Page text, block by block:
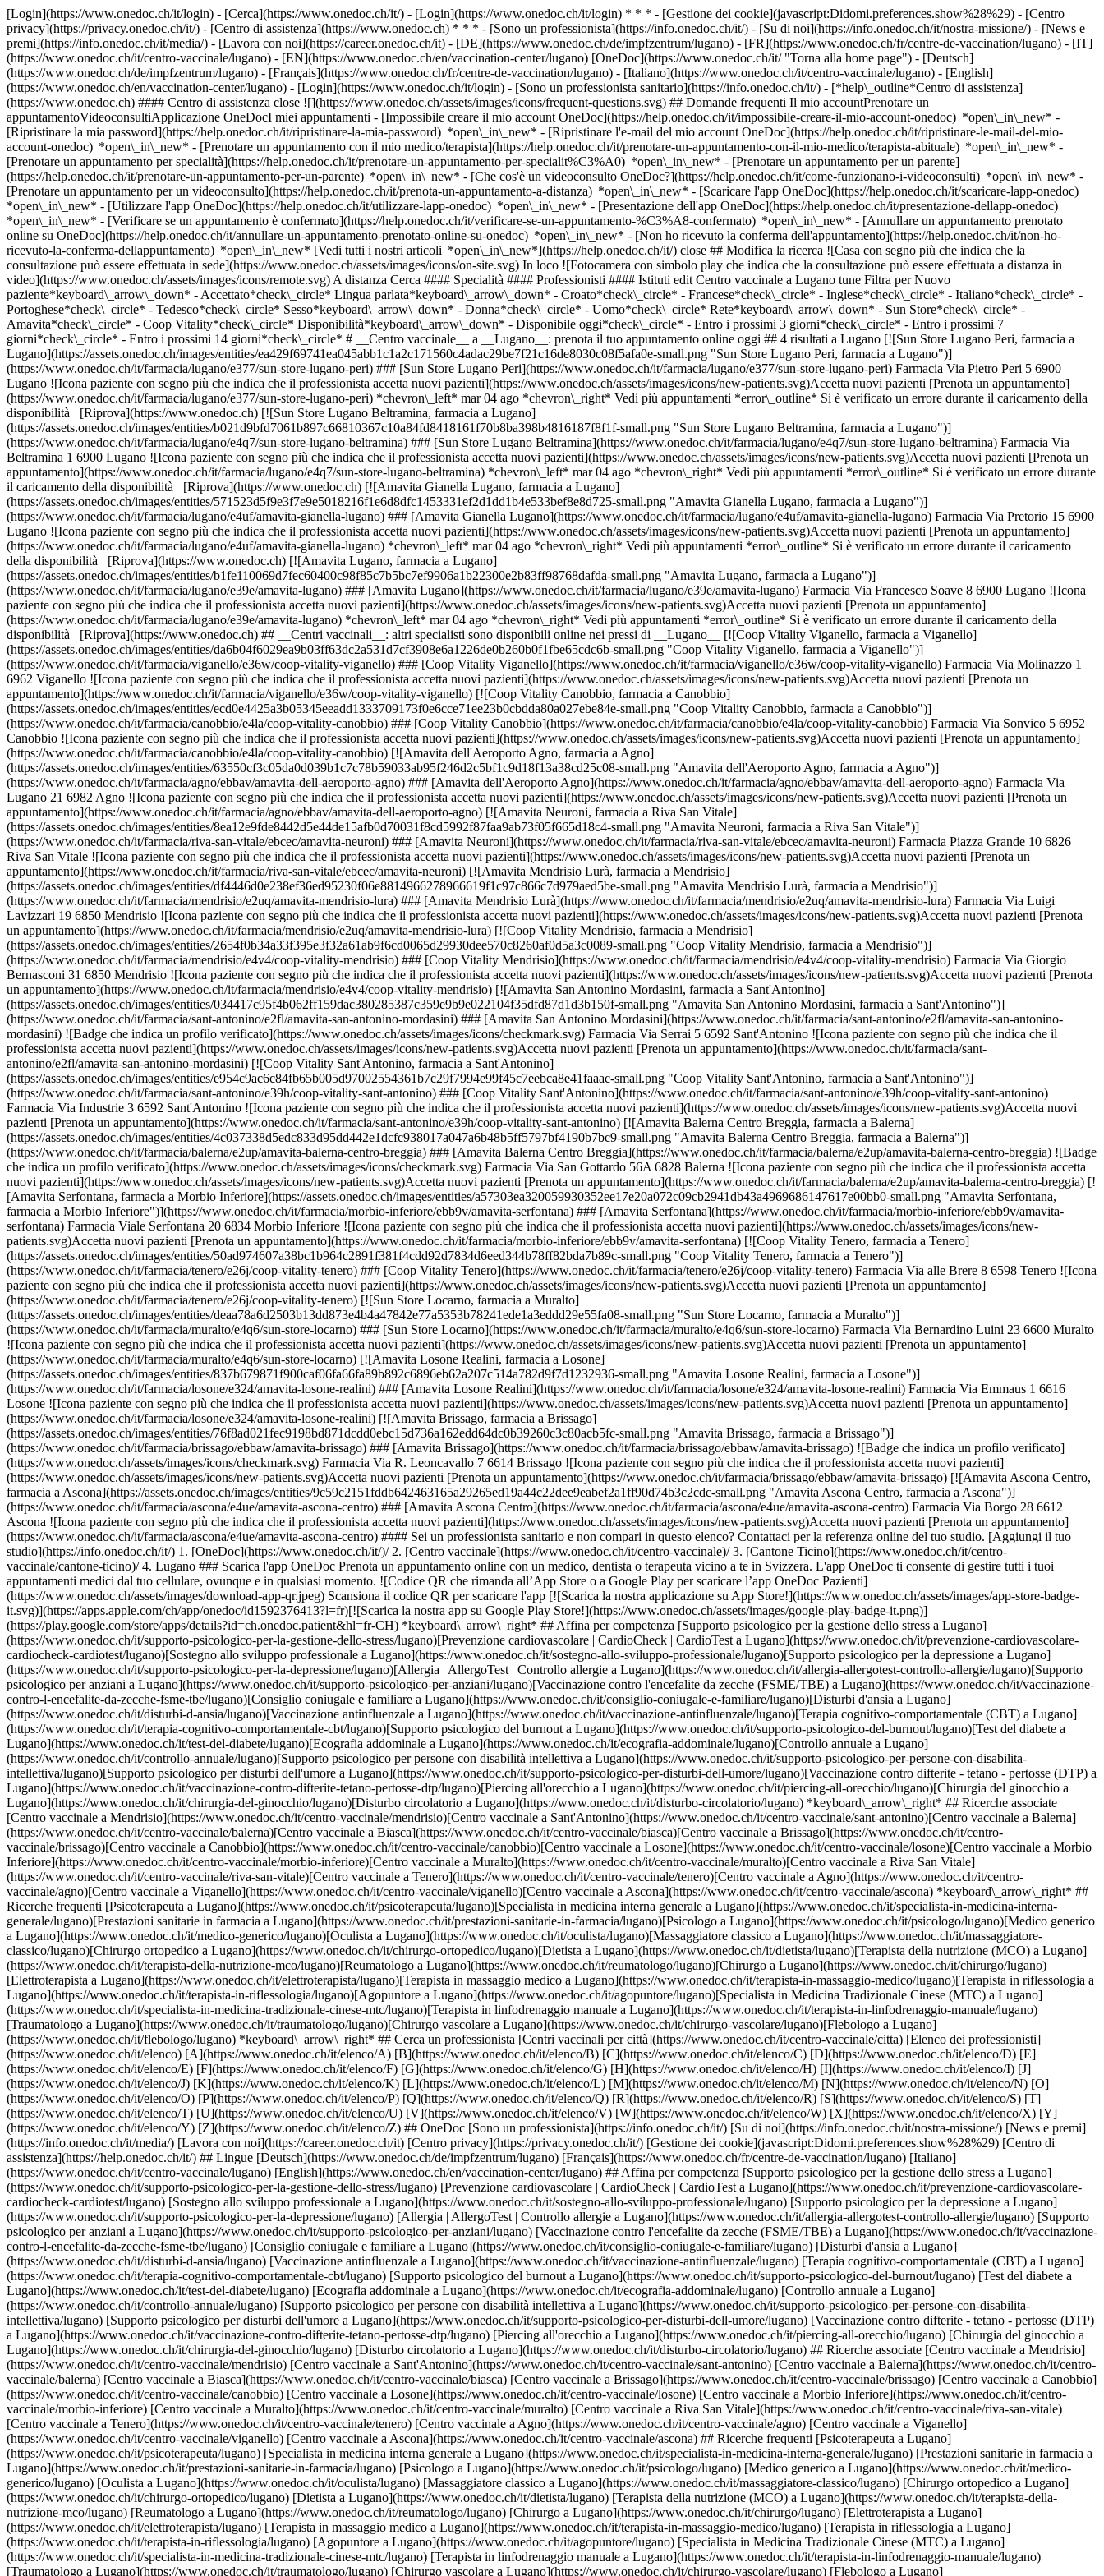
[Login](https://www.onedoc.ch/it/login) - [Cerca](https://www.onedoc.ch/it/) - [Login](https://www.onedoc.ch/it/login) * * * - [Gestione dei cookie](javascript:Didomi.preferences.show%28%29) - [Centro
privacy](https://privacy.onedoc.ch/it/) - [Centro di assistenza](https://www.onedoc.ch) * * * - [Sono un professionista](https://info.onedoc.ch/it/) - [Su di noi](https://info.onedoc.ch/it/nostra-missione/) - [News e
premi](https://info.onedoc.ch/it/media/) - [Lavora con noi](https://career.onedoc.ch/it) - [DE](https://www.onedoc.ch/de/impfzentrum/lugano) - [FR](https://www.onedoc.ch/fr/centre-de-vaccination/lugano) - [IT]
(https://www.onedoc.ch/it/centro-vaccinale/lugano) - [EN](https://www.onedoc.ch/en/vaccination-center/lugano) [OneDoc](https://www.onedoc.ch/it/ "Torna alla home page") - [Deutsch]
(https://www.onedoc.ch/de/impfzentrum/lugano) - [Français](https://www.onedoc.ch/fr/centre-de-vaccination/lugano) - [Italiano](https://www.onedoc.ch/it/centro-vaccinale/lugano) - [English]
(https://www.onedoc.ch/en/vaccination-center/lugano) - [Login](https://www.onedoc.ch/it/login) - [Sono un professionista sanitario](https://info.onedoc.ch/it/) - [*help\_outline*Centro di assistenza]
(https://www.onedoc.ch) #### Centro di assistenza close ![](https://www.onedoc.ch/assets/images/icons/frequent-questions.svg) ## Domande frequenti Il mio accountPrenotare un
appuntamentoVideoconsultiApplicazione OneDocI miei appuntamenti - [Impossibile creare il mio account OneDoc](https://help.onedoc.ch/it/impossibile-creare-il-mio-account-onedoc) *open\_in\_new* -
[Ripristinare la mia password](https://help.onedoc.ch/it/ripristinare-la-mia-password) *open\_in\_new* - [Ripristinare l'e-mail del mio account OneDoc](https://help.onedoc.ch/it/ripristinare-le-mail-del-mio-
account-onedoc) *open\_in\_new* - [Prenotare un appuntamento con il mio medico/terapista](https://help.onedoc.ch/it/prenotare-un-appuntamento-con-il-mio-medico/terapista-abituale) *open\_in\_new* -
[Prenotare un appuntamento per specialità](https://help.onedoc.ch/it/prenotare-un-appuntamento-per-specialit%C3%A0) *open\_in\_new* - [Prenotare un appuntamento per un parente]
(https://help.onedoc.ch/it/prenotare-un-appuntamento-per-un-parente) *open\_in\_new* - [Che cos'è un videoconsulto OneDoc?](https://help.onedoc.ch/it/come-funzionano-i-videoconsulti) *open\_in\_new* -
[Prenotare un appuntamento per un videoconsulto](https://help.onedoc.ch/it/prenota-un-appuntamento-a-distanza) *open\_in\_new* - [Scaricare l'app OneDoc](https://help.onedoc.ch/it/scaricare-lapp-onedoc)
*open\_in\_new* - [Utilizzare l'app OneDoc](https://help.onedoc.ch/it/utilizzare-lapp-onedoc) *open\_in\_new* - [Presentazione dell'app OneDoc](https://help.onedoc.ch/it/presentazione-dellapp-onedoc)
*open\_in\_new* - [Verificare se un appuntamento è confermato](https://help.onedoc.ch/it/verificare-se-un-appuntamento-%C3%A8-confermato) *open\_in\_new* - [Annullare un appuntamento prenotato online su OneDoc](https://help.onedoc.ch/it/annullare-un-appuntamento-prenotato-online-su-onedoc) *open\_in\_new* - [Non ho ricevuto la conferma dell'appuntamento](https://help.onedoc.ch/it/non-ho-ricevuto-la-conferma-dellappuntamento) *open\_in\_new* [Vedi tutti i nostri articoli *open\_in\_new*](https://help.onedoc.ch/it/) close ## Modifica la ricerca ![Casa con segno più che indica che la consultazione può essere effettuata in sede](https://www.onedoc.ch/assets/images/icons/on-site.svg) In loco ![Fotocamera con simbolo play che indica che la consultazione può essere effettuata a distanza in video](https://www.onedoc.ch/assets/images/icons/remote.svg) A distanza Cerca #### Specialità #### Professionisti #### Istituti edit Centro vaccinale a Lugano tune Filtra per Nuovo paziente*keyboard\_arrow\_down* - Accettato*check\_circle* Lingua parlata*keyboard\_arrow\_down* - Croato*check\_circle* - Francese*check\_circle* - Inglese*check\_circle* - Italiano*check\_circle* - Portoghese*check\_circle* - Tedesco*check\_circle* Sesso*keyboard\_arrow\_down* - Donna*check\_circle* - Uomo*check\_circle* Rete*keyboard\_arrow\_down* - Sun Store*check\_circle* - Amavita*check\_circle* - Coop Vitality*check\_circle* Disponibilità*keyboard\_arrow\_down* - Disponibile oggi*check\_circle* - Entro i prossimi 3 giorni*check\_circle* - Entro i prossimi 7 giorni*check\_circle* - Entro i prossimi 14 giorni*check\_circle* # __Centro vaccinale__ a __Lugano__: prenota il tuo appuntamento online oggi ## 4 risultati a Lugano [![Sun Store Lugano Peri, farmacia a Lugano](https://assets.onedoc.ch/images/entities/ea429f69741ea045abb1c1a2c171560c4adac29be7f21c16de8030c08f5afa0e-small.png "Sun Store Lugano Peri, farmacia a Lugano")](https://www.onedoc.ch/it/farmacia/lugano/e377/sun-store-lugano-peri) ### [Sun Store Lugano Peri](https://www.onedoc.ch/it/farmacia/lugano/e377/sun-store-lugano-peri) Farmacia Via Pietro Peri 5 6900 Lugano ![Icona paziente con segno più che indica che il professionista accetta nuovi pazienti](https://www.onedoc.ch/assets/images/icons/new-patients.svg)Accetta nuovi pazienti [Prenota un appuntamento](https://www.onedoc.ch/it/farmacia/lugano/e377/sun-store-lugano-peri) *chevron\_left* mar 04 ago *chevron\_right* Vedi più appuntamenti *error\_outline* Si è verificato un errore durante il caricamento della disponibilità [Riprova](https://www.onedoc.ch) [![Sun Store Lugano Beltramina, farmacia a Lugano](https://assets.onedoc.ch/images/entities/b021d9bfd7061b897c66810367c10a84fd8418161f70b8ba398b4816187f8f1f-small.png "Sun Store Lugano Beltramina, farmacia a Lugano")](https://www.onedoc.ch/it/farmacia/lugano/e4q7/sun-store-lugano-beltramina) ### [Sun Store Lugano Beltramina](https://www.onedoc.ch/it/farmacia/lugano/e4q7/sun-store-lugano-beltramina) Farmacia Via Beltramina 1 6900 Lugano ![Icona paziente con segno più che indica che il professionista accetta nuovi pazienti](https://www.onedoc.ch/assets/images/icons/new-patients.svg)Accetta nuovi pazienti [Prenota un appuntamento](https://www.onedoc.ch/it/farmacia/lugano/e4q7/sun-store-lugano-beltramina) *chevron\_left* mar 04 ago *chevron\_right* Vedi più appuntamenti *error\_outline* Si è verificato un errore durante il caricamento della disponibilità [Riprova](https://www.onedoc.ch) [![Amavita Gianella Lugano, farmacia a Lugano](https://assets.onedoc.ch/images/entities/571523d5f9e3f7e9e5018216f1e6d8dfc1453331ef2d1dd1b4e533bef8e8d725-small.png "Amavita Gianella Lugano, farmacia a Lugano")](https://www.onedoc.ch/it/farmacia/lugano/e4uf/amavita-gianella-lugano) ### [Amavita Gianella Lugano](https://www.onedoc.ch/it/farmacia/lugano/e4uf/amavita-gianella-lugano) Farmacia Via Pretorio 15 6900 Lugano ![Icona paziente con segno più che indica che il professionista accetta nuovi pazienti](https://www.onedoc.ch/assets/images/icons/new-patients.svg)Accetta nuovi pazienti [Prenota un appuntamento](https://www.onedoc.ch/it/farmacia/lugano/e4uf/amavita-gianella-lugano) *chevron\_left* mar 04 ago *chevron\_right* Vedi più appuntamenti *error\_outline* Si è verificato un errore durante il caricamento della disponibilità [Riprova](https://www.onedoc.ch) [![Amavita Lugano, farmacia a Lugano](https://assets.onedoc.ch/images/entities/b1fe110069d7fec60400c98f85c7b5bc7ef9906a1b22300e2b83ff98768dafda-small.png "Amavita Lugano, farmacia a Lugano")](https://www.onedoc.ch/it/farmacia/lugano/e39e/amavita-lugano) ### [Amavita Lugano](https://www.onedoc.ch/it/farmacia/lugano/e39e/amavita-lugano) Farmacia Via Francesco Soave 8 6900 Lugano ![Icona paziente con segno più che indica che il professionista accetta nuovi pazienti](https://www.onedoc.ch/assets/images/icons/new-patients.svg)Accetta nuovi pazienti [Prenota un appuntamento](https://www.onedoc.ch/it/farmacia/lugano/e39e/amavita-lugano) *chevron\_left* mar 04 ago *chevron\_right* Vedi più appuntamenti *error\_outline* Si è verificato un errore durante il caricamento della disponibilità [Riprova](https://www.onedoc.ch) ## __Centri vaccinali__: altri specialisti sono disponibili online nei pressi di __Lugano__ [![Coop Vitality Viganello, farmacia a Viganello](https://assets.onedoc.ch/images/entities/da6b04f6029ea9b03ff63dc2a531d7cf3908e6a1226de0b260b0f1fbe65cdc6b-small.png "Coop Vitality Viganello, farmacia a Viganello")](https://www.onedoc.ch/it/farmacia/viganello/e36w/coop-vitality-viganello) ### [Coop Vitality Viganello](https://www.onedoc.ch/it/farmacia/viganello/e36w/coop-vitality-viganello) Farmacia Via Molinazzo 1 6962 Viganello ![Icona paziente con segno più che indica che il professionista accetta nuovi pazienti](https://www.onedoc.ch/assets/images/icons/new-patients.svg)Accetta nuovi pazienti [Prenota un appuntamento](https://www.onedoc.ch/it/farmacia/viganello/e36w/coop-vitality-viganello) [![Coop Vitality Canobbio, farmacia a Canobbio](https://assets.onedoc.ch/images/entities/ecd0e4425a3b05345eeadd1333709173f0e6cce71ee23b0cbdda80a027ebe84e-small.png "Coop Vitality Canobbio, farmacia a Canobbio")](https://www.onedoc.ch/it/farmacia/canobbio/e4la/coop-vitality-canobbio) ### [Coop Vitality Canobbio](https://www.onedoc.ch/it/farmacia/canobbio/e4la/coop-vitality-canobbio) Farmacia Via Sonvico 5 6952 Canobbio ![Icona paziente con segno più che indica che il professionista accetta nuovi pazienti](https://www.onedoc.ch/assets/images/icons/new-patients.svg)Accetta nuovi pazienti [Prenota un appuntamento](https://www.onedoc.ch/it/farmacia/canobbio/e4la/coop-vitality-canobbio) [![Amavita dell'Aeroporto Agno, farmacia a Agno](https://assets.onedoc.ch/images/entities/63550cf3c05da0d039b1c7c78b59033ab95f246d2c5bf1c9d18f13a38cd25c08-small.png "Amavita dell'Aeroporto Agno, farmacia a Agno")](https://www.onedoc.ch/it/farmacia/agno/ebbav/amavita-dell-aeroporto-agno) ### [Amavita dell'Aeroporto Agno](https://www.onedoc.ch/it/farmacia/agno/ebbav/amavita-dell-aeroporto-agno) Farmacia Via Lugano 21 6982 Agno ![Icona paziente con segno più che indica che il professionista accetta nuovi pazienti](https://www.onedoc.ch/assets/images/icons/new-patients.svg)Accetta nuovi pazienti [Prenota un appuntamento](https://www.onedoc.ch/it/farmacia/agno/ebbav/amavita-dell-aeroporto-agno) [![Amavita Neuroni, farmacia a Riva San Vitale](https://assets.onedoc.ch/images/entities/8ea12e9fde8442d5e44de15afb0d70031f8cd5992f87faa9ab73f05f665d18c4-small.png "Amavita Neuroni, farmacia a Riva San Vitale")](https://www.onedoc.ch/it/farmacia/riva-san-vitale/ebcec/amavita-neuroni) ### [Amavita Neuroni](https://www.onedoc.ch/it/farmacia/riva-san-vitale/ebcec/amavita-neuroni) Farmacia Piazza Grande 10 6826 Riva San Vitale ![Icona paziente con segno più che indica che il professionista accetta nuovi pazienti](https://www.onedoc.ch/assets/images/icons/new-patients.svg)Accetta nuovi pazienti [Prenota un appuntamento](https://www.onedoc.ch/it/farmacia/riva-san-vitale/ebcec/amavita-neuroni) [![Amavita Mendrisio Lurà, farmacia a Mendrisio](https://assets.onedoc.ch/images/entities/df4446d0e238ef36ed95230f06e8814966278966619f1c97c866c7d979aed5be-small.png "Amavita Mendrisio Lurà, farmacia a Mendrisio")](https://www.onedoc.ch/it/farmacia/mendrisio/e2uq/amavita-mendrisio-lura) ### [Amavita Mendrisio Lurà](https://www.onedoc.ch/it/farmacia/mendrisio/e2uq/amavita-mendrisio-lura) Farmacia Via Luigi Lavizzari 19 6850 Mendrisio ![Icona paziente con segno più che indica che il professionista accetta nuovi pazienti](https://www.onedoc.ch/assets/images/icons/new-patients.svg)Accetta nuovi pazienti [Prenota un appuntamento](https://www.onedoc.ch/it/farmacia/mendrisio/e2uq/amavita-mendrisio-lura) [![Coop Vitality Mendrisio, farmacia a Mendrisio](https://assets.onedoc.ch/images/entities/2654f0b34a33f395e3f32a61ab9f6cd0065d29930dee570c8260af0d5a3c0089-small.png "Coop Vitality Mendrisio, farmacia a Mendrisio")](https://www.onedoc.ch/it/farmacia/mendrisio/e4v4/coop-vitality-mendrisio) ### [Coop Vitality Mendrisio](https://www.onedoc.ch/it/farmacia/mendrisio/e4v4/coop-vitality-mendrisio) Farmacia Via Giorgio Bernasconi 31 6850 Mendrisio ![Icona paziente con segno più che indica che il professionista accetta nuovi pazienti](https://www.onedoc.ch/assets/images/icons/new-patients.svg)Accetta nuovi pazienti [Prenota un appuntamento](https://www.onedoc.ch/it/farmacia/mendrisio/e4v4/coop-vitality-mendrisio) [![Amavita San Antonino Mordasini, farmacia a Sant'Antonino](https://assets.onedoc.ch/images/entities/034417c95f4b062ff159dac380285387c359e9b9e022104f35dfd87d1d3b150f-small.png "Amavita San Antonino Mordasini, farmacia a Sant'Antonino")](https://www.onedoc.ch/it/farmacia/sant-antonino/e2fl/amavita-san-antonino-mordasini) ### [Amavita San Antonino Mordasini](https://www.onedoc.ch/it/farmacia/sant-antoni